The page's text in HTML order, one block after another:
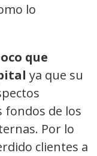
lo
que
ya que su
fondos de los
Por lo
clientes a